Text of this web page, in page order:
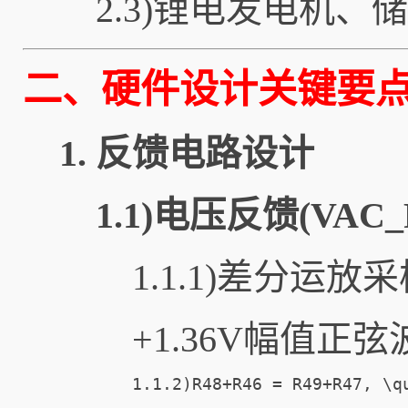
2.3)锂电发电机、
二、硬件设计关键要
1. 反馈电路设计
1.1)电压反馈
1.1.1)差分运放
+1.36V幅值正弦
1.1.2)R48+R46 = R49+R47,